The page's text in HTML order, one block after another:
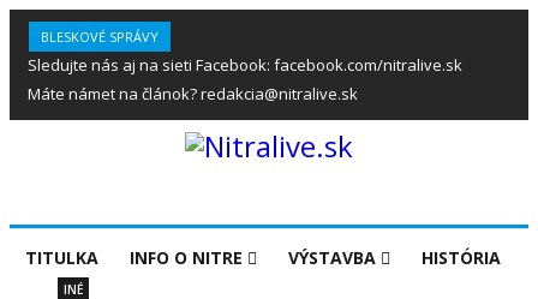
BLESKOVÉ SPRÁVY
Sledujte nás aj na sieti Facebook: facebook.com/nitralive.sk
Máte námet na článok? redakcia@nitralive.sk
TITULKA INFO O NITRE VÝSTAVBA HISTÓRIA
INÉ